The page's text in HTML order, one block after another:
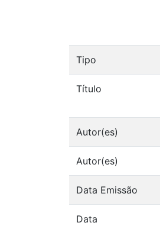
Tipo
Título
Autor(es)
Autor(es)
Data Emissão
Data